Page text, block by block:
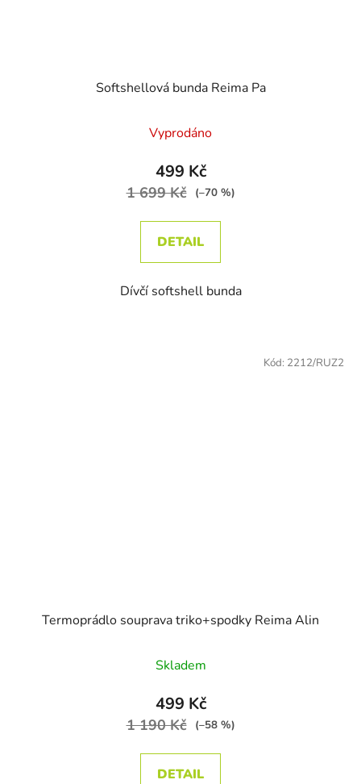
Softshellová bunda Reima Pa
Vyprodáno
499 Kč
1 699 Kč (–70 %)
DETAIL
Dívčí softshell bunda
Termoprádlo souprava triko+spodky Reima Alin
Skladem
499 Kč
1 190 Kč (–58 %)
DETAIL
Kód: 2212/RUZ2